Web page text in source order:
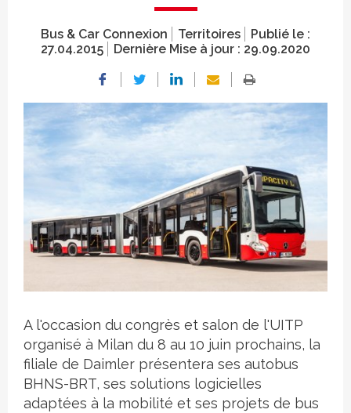
Bus & Car Connexion Territoires
Publié le :
27.04.2015
Dernière Mise à jour : 29.09.2020
Crédit photo
A l'occasion du congrès et salon de l'UITP
organisé à Milan du 8 au 10 juin prochains, la
filiale de Daimler présentera ses autobus
BHNS-BRT, ses solutions logicielles
adaptées à la mobilité et ses projets de bus